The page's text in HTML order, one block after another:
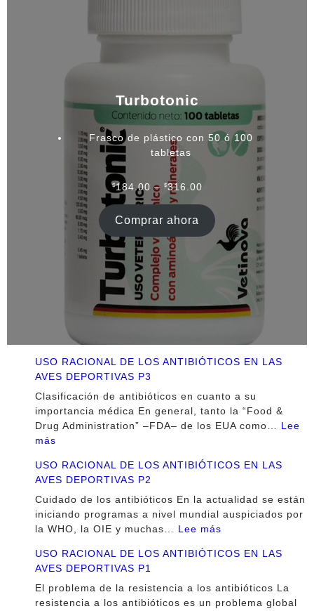
Turbotonic
Frasco de plástico con 50 ó 100
tabletas
$184.00 – $316.00Rango
precios:
desde
$184.00
hasta
$316.00
Comprar ahora
USO RACIONAL DE LOS ANTIBIÓTICOS EN LAS
AVES DEPORTIVAS P3
Clasificación de antibióticos en cuanto a su
importancia médica En general, tanto la “Food &
Drug Administration” –FDA– de los EUA como… Lee
más
RACIONAL
DE
LOS
ANTIBIÓTICOS
EN
AVES
DEPORTIVAS
P3
USO RACIONAL DE LOS ANTIBIÓTICOS EN LAS
AVES DEPORTIVAS P2
Cuidado de los antibióticos En la actualidad se están
iniciando programas a nivel mundial auspiciados por
la WHO, la OIE y muchas… Lee más
RACIONAL
LOS
ANTIBIÓTICOS
USO RACIONAL DE LOS ANTIBIÓTICOS EN LAS
AVES DEPORTIVAS P1
El problema de la resistencia a los antibióticos La
resistencia a los antibióticos es un problema global